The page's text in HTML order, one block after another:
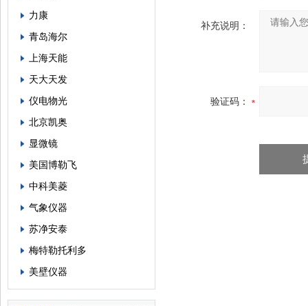
力康
青岛海尔
上海天能
天大天发
仪电物光
北京凯奥
显微镜
美国博勒飞
中科美菱
气象仪器
苏净安泰
梅特勒托利多
美壁仪器
补充说明：
验证码：